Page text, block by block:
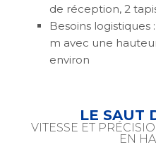
de réception, 2
Besoins logistiques
m avec une
environ
LE SAUT
VITESSE ET
EN